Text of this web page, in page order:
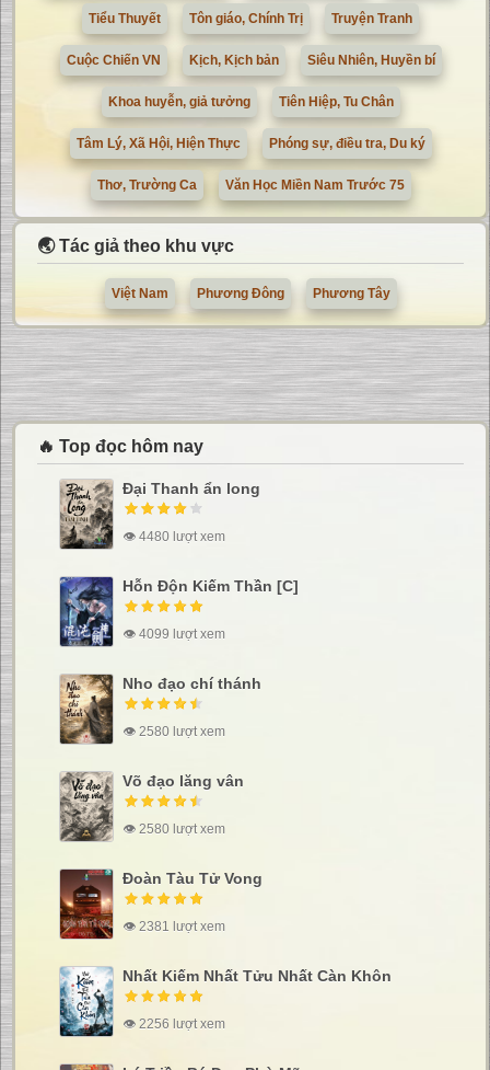
Tiểu Thuyết Tôn giáo, Chính Trị Truyện Tranh
Cuộc Chiến VN Kịch, Kịch bản Siêu Nhiên, Huyền bí
Khoa huyễn, giả tưởng Tiên Hiệp, Tu Chân
Tâm Lý, Xã Hội, Hiện Thực Phóng sự, điều tra, Du ký
Thơ, Trường Ca Văn Học Miền Nam Trước 75
🌏 Tác giả theo khu vực
Việt Nam Phương Đông Phương Tây
🔥 Top đọc hôm nay
Đại Thanh ẩn long
👁 4480 lượt xem
Hỗn Độn Kiếm Thần [C]
👁 4099 lượt xem
Nho đạo chí thánh
👁 2580 lượt xem
Võ đạo lăng vân
👁 2580 lượt xem
Đoàn Tàu Tử Vong
👁 2381 lượt xem
Nhất Kiếm Nhất Tửu Nhất Càn Khôn
👁 2256 lượt xem